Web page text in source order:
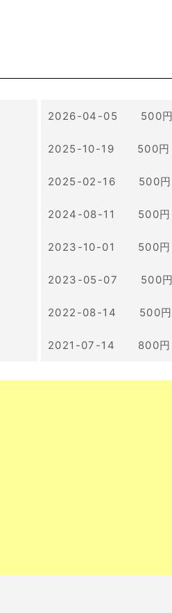
2026-04-05 500円
2025-10-19 500円
2025-02-16 500円
2024-08-11 500円
2023-10-01 500円
2023-05-07 500円
2022-08-14 500円
2021-07-14 800円